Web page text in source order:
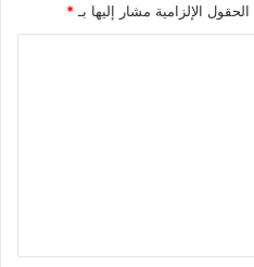
الحقول الإلزامية مشار إليها بـ *